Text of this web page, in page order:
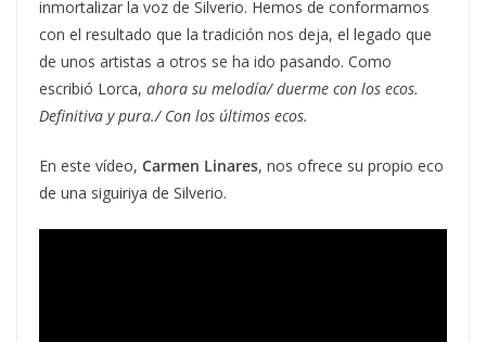
inmortalizar la voz de Silverio. Hemos de conformarnos
con el resultado que la tradición nos deja, el legado que
de unos artistas a otros se ha ido pasando. Como
escribió Lorca, ahora su melodía/ duerme con los ecos.
Definitiva y pura./ Con los últimos ecos.
En este vídeo, Carmen Linares, nos ofrece su propio eco
de una siguiriya de Silverio.